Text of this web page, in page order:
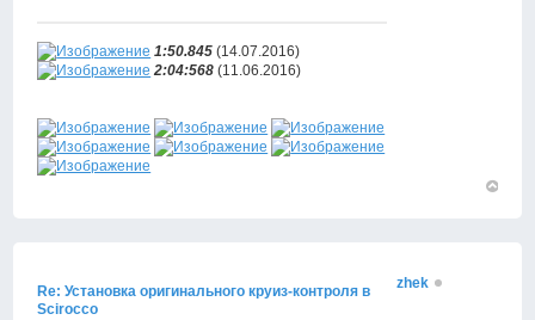
1:50.845 (14.07.2016)
2:04:568 (11.06.2016)
Re: Установка оригинального круиз-контроля в
Scirocco
zhek